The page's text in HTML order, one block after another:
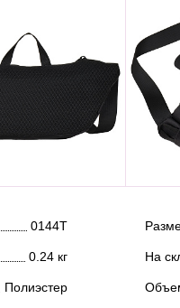
0144T
0.24 кг На
Полиэстер